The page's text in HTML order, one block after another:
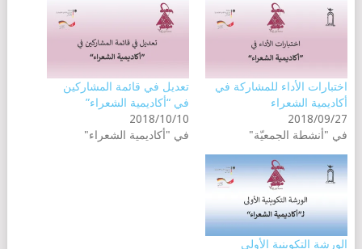
اختبارات الأداء للمشاركة في
أكاديمية الشعراء
2018/09/27
في "أنشطة الجمعيّة"
تعديل في قائمة المشاركين
في “أكاديمية الشعراء”
2018/10/10
في "أكاديمية الشعراء"
الورشة التكوينية الأولى